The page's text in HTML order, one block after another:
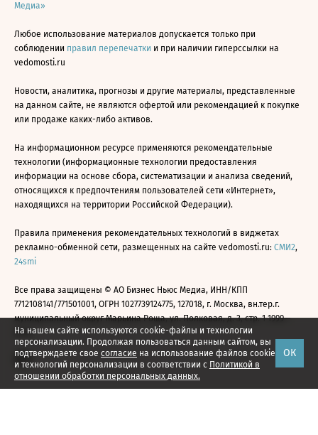
На нашем сайте используются cookie-файлы и технологии
персонализации. Продолжая пользоваться данным сайтом, вы
подтверждаете свое согласие на использование файлов cookie
и технологий персонализации в соответствии с Политикой в
отношении обработки персональных данных.
ОК
Медиа»
Любое использование материалов допускается только при
соблюдении правил перепечатки и при наличии гиперссылки на
vedomosti.ru
Новости, аналитика, прогнозы и другие материалы, представленные
на данном сайте, не являются офертой или рекомендацией к покупке
или продаже каких-либо активов.
На информационном ресурсе применяются рекомендательные
технологии (информационные технологии предоставления
информации на основе сбора, систематизации и анализа сведений,
относящихся к предпочтениям пользователей сети «Интернет»,
находящихся на территории Российской Федерации).
Правила применения рекомендательных технологий в виджетах
рекламно-обменной сети, размещенных на сайте vedomosti.ru: СМИ2,
24smi
Все права защищены © АО Бизнес Ньюс Медиа, ИНН/КПП
7712108141/771501001, ОГРН 1027739124775, 127018, г. Москва, вн.тер.г.
муниципальный округ Марьина Роща, ул. Полковая, д. 3, стр. 1 1999—
2026